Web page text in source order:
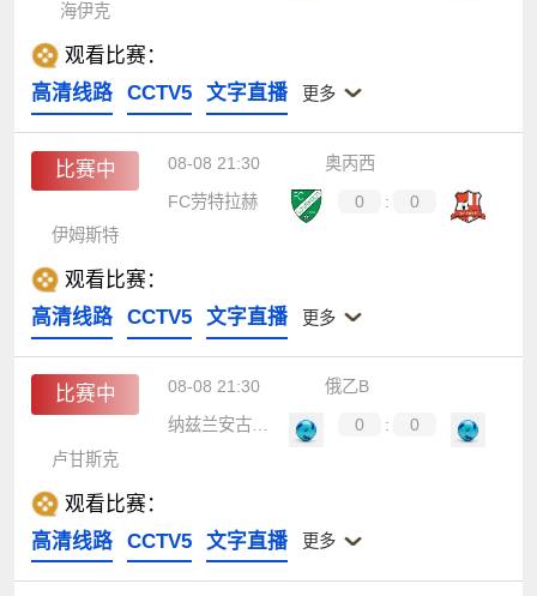
海伊克
观看比赛：
高清线路
CCTV5 文字直播 更多
比赛中 08-08 21:30
奥丙西
FC劳特拉赫
0 :
0
伊姆斯特
观看比赛：
高清线路
CCTV5 文字直播 更多
比赛中 08-08 21:30
俄乙B
纳兹兰安古什特
0 :
0
卢甘斯克
观看比赛：
高清线路
CCTV5 文字直播 更多